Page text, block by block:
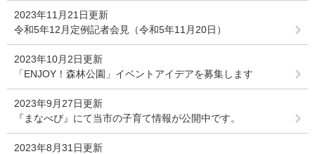
2023年11月21日更新
令和5年12月定例記者会見（令和5年11月20日）
2023年10月2日更新
「ENJOY！森林公園」イベントアイデアを募集します
2023年9月27日更新
『まなべび』にて当市の子育て情報が公開中です。
2023年8月31日更新